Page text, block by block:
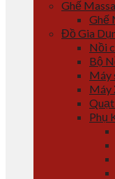
Ghế
Ghế
Đồ Gia
Nồi
Bộ
Máy
Máy
Phụ